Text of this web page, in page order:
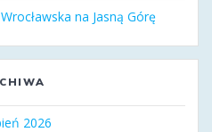
na Jasną Górę
2026